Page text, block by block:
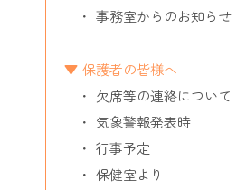
事務室からのお知らせ
保護者の皆様へ
欠席等の連絡について
気象警報発表時
行事予定
保健室より